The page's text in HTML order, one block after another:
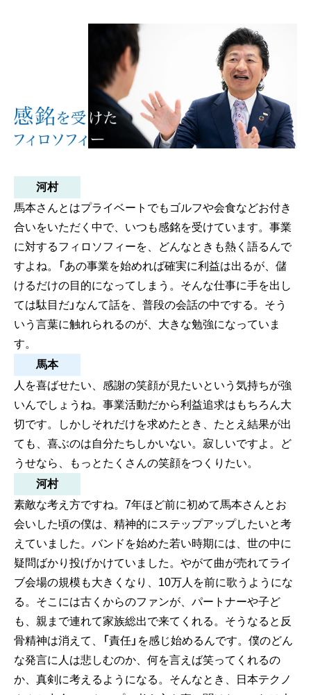
河村
馬本さんとはプライベートでもゴルフや会食などお付き
合いをいただく中で、いつも感銘を受けています。事業
に対するフィロソフィーを、どんなときも熱く語るんで
すよね。「あの事業を始めれば確実に利益は出るが、儲
けるだけの目的になってしまう。そんな仕事に手を出し
ては駄目だ」なんて話を、普段の会話の中でする。そう
いう言葉に触れられるのが、大きな勉強になっていま
す。
馬本
人を喜ばせたい、感謝の笑顔が見たいという気持ちが強
いんでしょうね。事業活動だから利益追求はもちろん大
切です。しかしそれだけを求めたとき、たとえ結果が出
ても、喜ぶのは自分たちしかいない。寂しいですよ。ど
うせなら、もっとたくさんの笑顔をつくりたい。
河村
素敵な考え方ですね。7年ほど前に初めて馬本さんとお
会いした頃の僕は、精神的にステップアップしたいと考
えていました。バンドを始めた若い時期には、世の中に
疑問ばかり投げかけていました。やがて曲が売れてライ
ブ会場の規模も大きくなり、10万人を前に歌うようにな
る。そこには古くからのファンが、パートナーや子ど
も、親まで連れて家族総出で来てくれる。そうなると反
骨精神は消えて、「責任」を感じ始めるんです。僕のどん
な発言に人は悲しむのか、何を言えば笑ってくれるの
か、真剣に考えるようになる。そんなとき、日本テクノ